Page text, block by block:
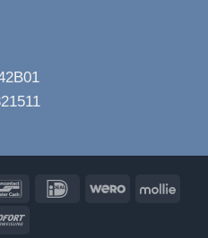
BancontactIDeal Wero Mollie
Sofort